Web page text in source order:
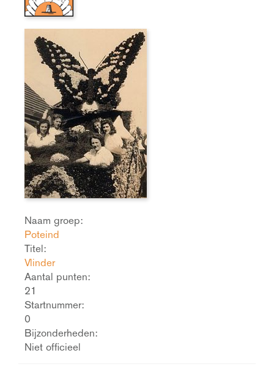
Naam groep:
Poteind
Titel:
Vlinder
Aantal punten:
21
Startnummer:
0
Bijzonderheden:
Niet officieel